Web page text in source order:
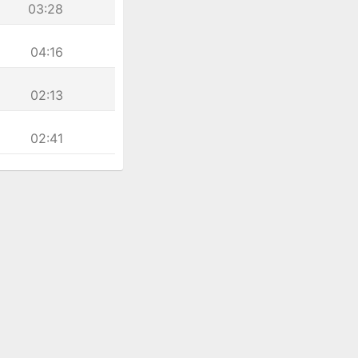
03:28
04:16
02:13
02:41